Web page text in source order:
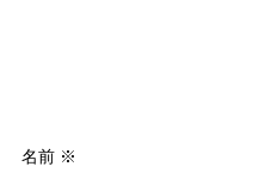
名前 ※